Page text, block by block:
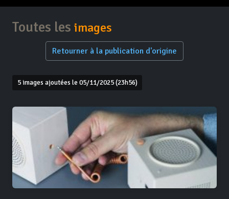
Toutes les images
Retourner à la publication d'origine
5 images ajoutées le 05/11/2025 (23h56)